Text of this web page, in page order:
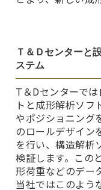
Ｔ＆Ｄセンターと
ステム
T＆Dセンターで
トと成形解析ソフ
やポジショニング
のロールデザイン
を行い、構造解析
検証します。この
形荷重などのデー
当社ではこのよ